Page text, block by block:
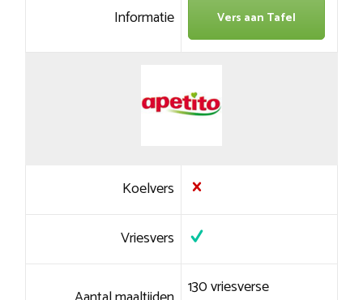
Informatie Vers aan Tafel
Koelvers
Vriesvers
130 vriesverse